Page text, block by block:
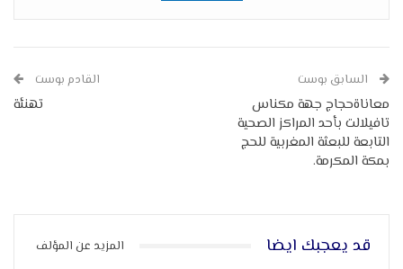
السابق بوست
معاناةحجاج جهة مكناس
تافيلالت بأحد المراكز الصحية
التابعة للبعثة المغربية للحج
بمكة المكرمة.
القادم بوست
تهنئة
قد يعجبك ايضا المزيد عن المؤلف